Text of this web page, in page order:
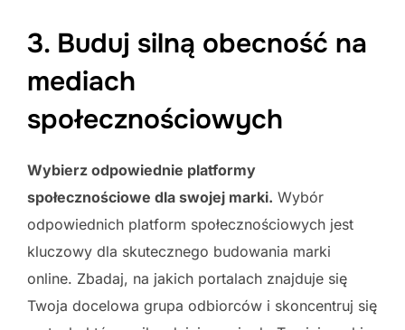
3. Buduj silną obecność na
mediach
społecznościowych
Wybierz odpowiednie platformy
społecznościowe dla swojej marki. Wybór
odpowiednich platform społecznościowych jest
kluczowy dla skutecznego budowania marki
online. Zbadaj, na jakich portalach znajduje się
Twoja docelowa grupa odbiorców i skoncentruj się